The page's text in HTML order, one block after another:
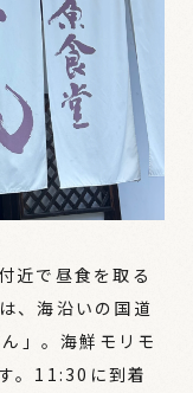
近で昼食を取る
、海沿いの国道
」。海鮮モリモ
。11:30に到着